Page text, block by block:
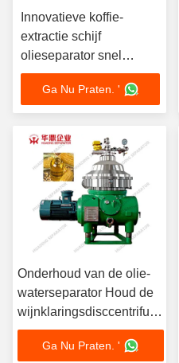
Innovatieve koffie-
extractie schijf
olieseparator snel
gemakkelijk te reinigen
energiezuinige werking
voor kostenbesparing
Ga Nu Praten. '
Onderhoud van de olie-
waterseparator Houd de
wijnklaringsdisccentrifuge
goed in werking
Ga Nu Praten. '